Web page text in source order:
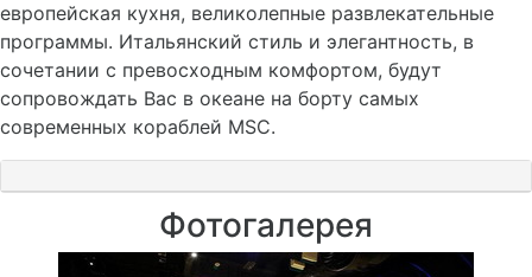
европейская кухня, великолепные развлекательные
программы. Итальянский стиль и элегантность, в
сочетании с превосходным комфортом, будут
сопровождать Вас в океане на борту самых
современных кораблей MSC.
Фотогалерея